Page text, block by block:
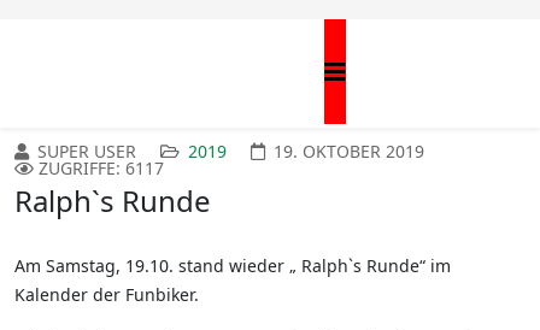
SUPER USER 2019 19. OKTOBER 2019
ZUGRIFFE: 6117
Ralph`s Runde
Am Samstag, 19.10. stand wieder „ Ralph`s Runde“ im
Kalender der Funbiker.